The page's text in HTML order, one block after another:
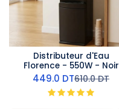
Distributeur d'Eau
Florence - 550W - Noir
449.0 DT610.0DT